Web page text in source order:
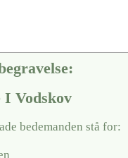
I Vodskov
bedemanden stå for: